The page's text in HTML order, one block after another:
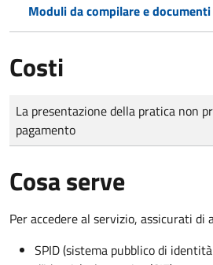
Moduli da compilare e
Costi
Tipo di pagamento
Importo
La presentazione della pratica non
pagamento
Cosa serve
Per accedere al servizio, assicurati di
SPID (sistema pubblico di